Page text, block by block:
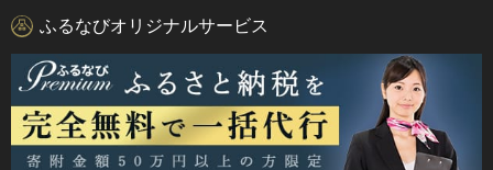
ふるなびオリジナルサービス